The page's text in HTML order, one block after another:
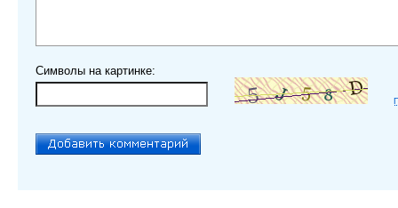
Символы на картинке: